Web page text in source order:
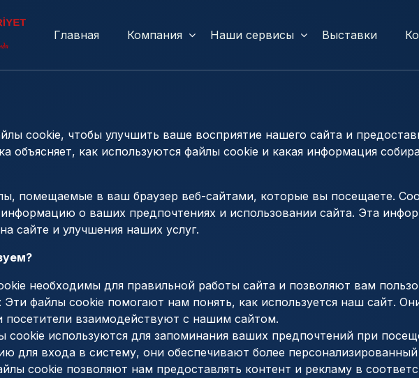
Главная Компания Наши сервисы Выставки
cookie, чтобы улучшить ваше восприятие нашего сайта и
объясняет, как используются файлы cookie и какая информация
помещаемые в ваш браузер веб-сайтами, которые вы посещаете.
о ваших предпочтениях и использовании сайта. Эта
сайте и улучшения наших услуг.
необходимы для правильной работы сайта и позволяют вам
файлы cookie помогают нам понять, как используется наш сайт.
взаимодействуют с нашим сайтом.
используются для запоминания ваших предпочтений при
для входа в систему, они обеспечивают более
cookie позволяют нам предоставлять контент и рекламу в